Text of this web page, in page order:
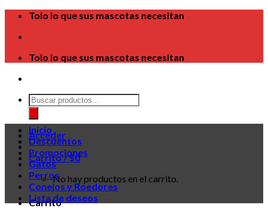
Skip
content
Tolo lo que sus mascotas necesitan
Tolo lo que sus mascotas necesitan
Búsqueda
de
productos
Acceder
Carrito /$0
No hay productos en el carrito.
Carrito
Inicio
Descuentos
Promociones
Gatos
Perros
Conejos y Roedores
Lista de deseos